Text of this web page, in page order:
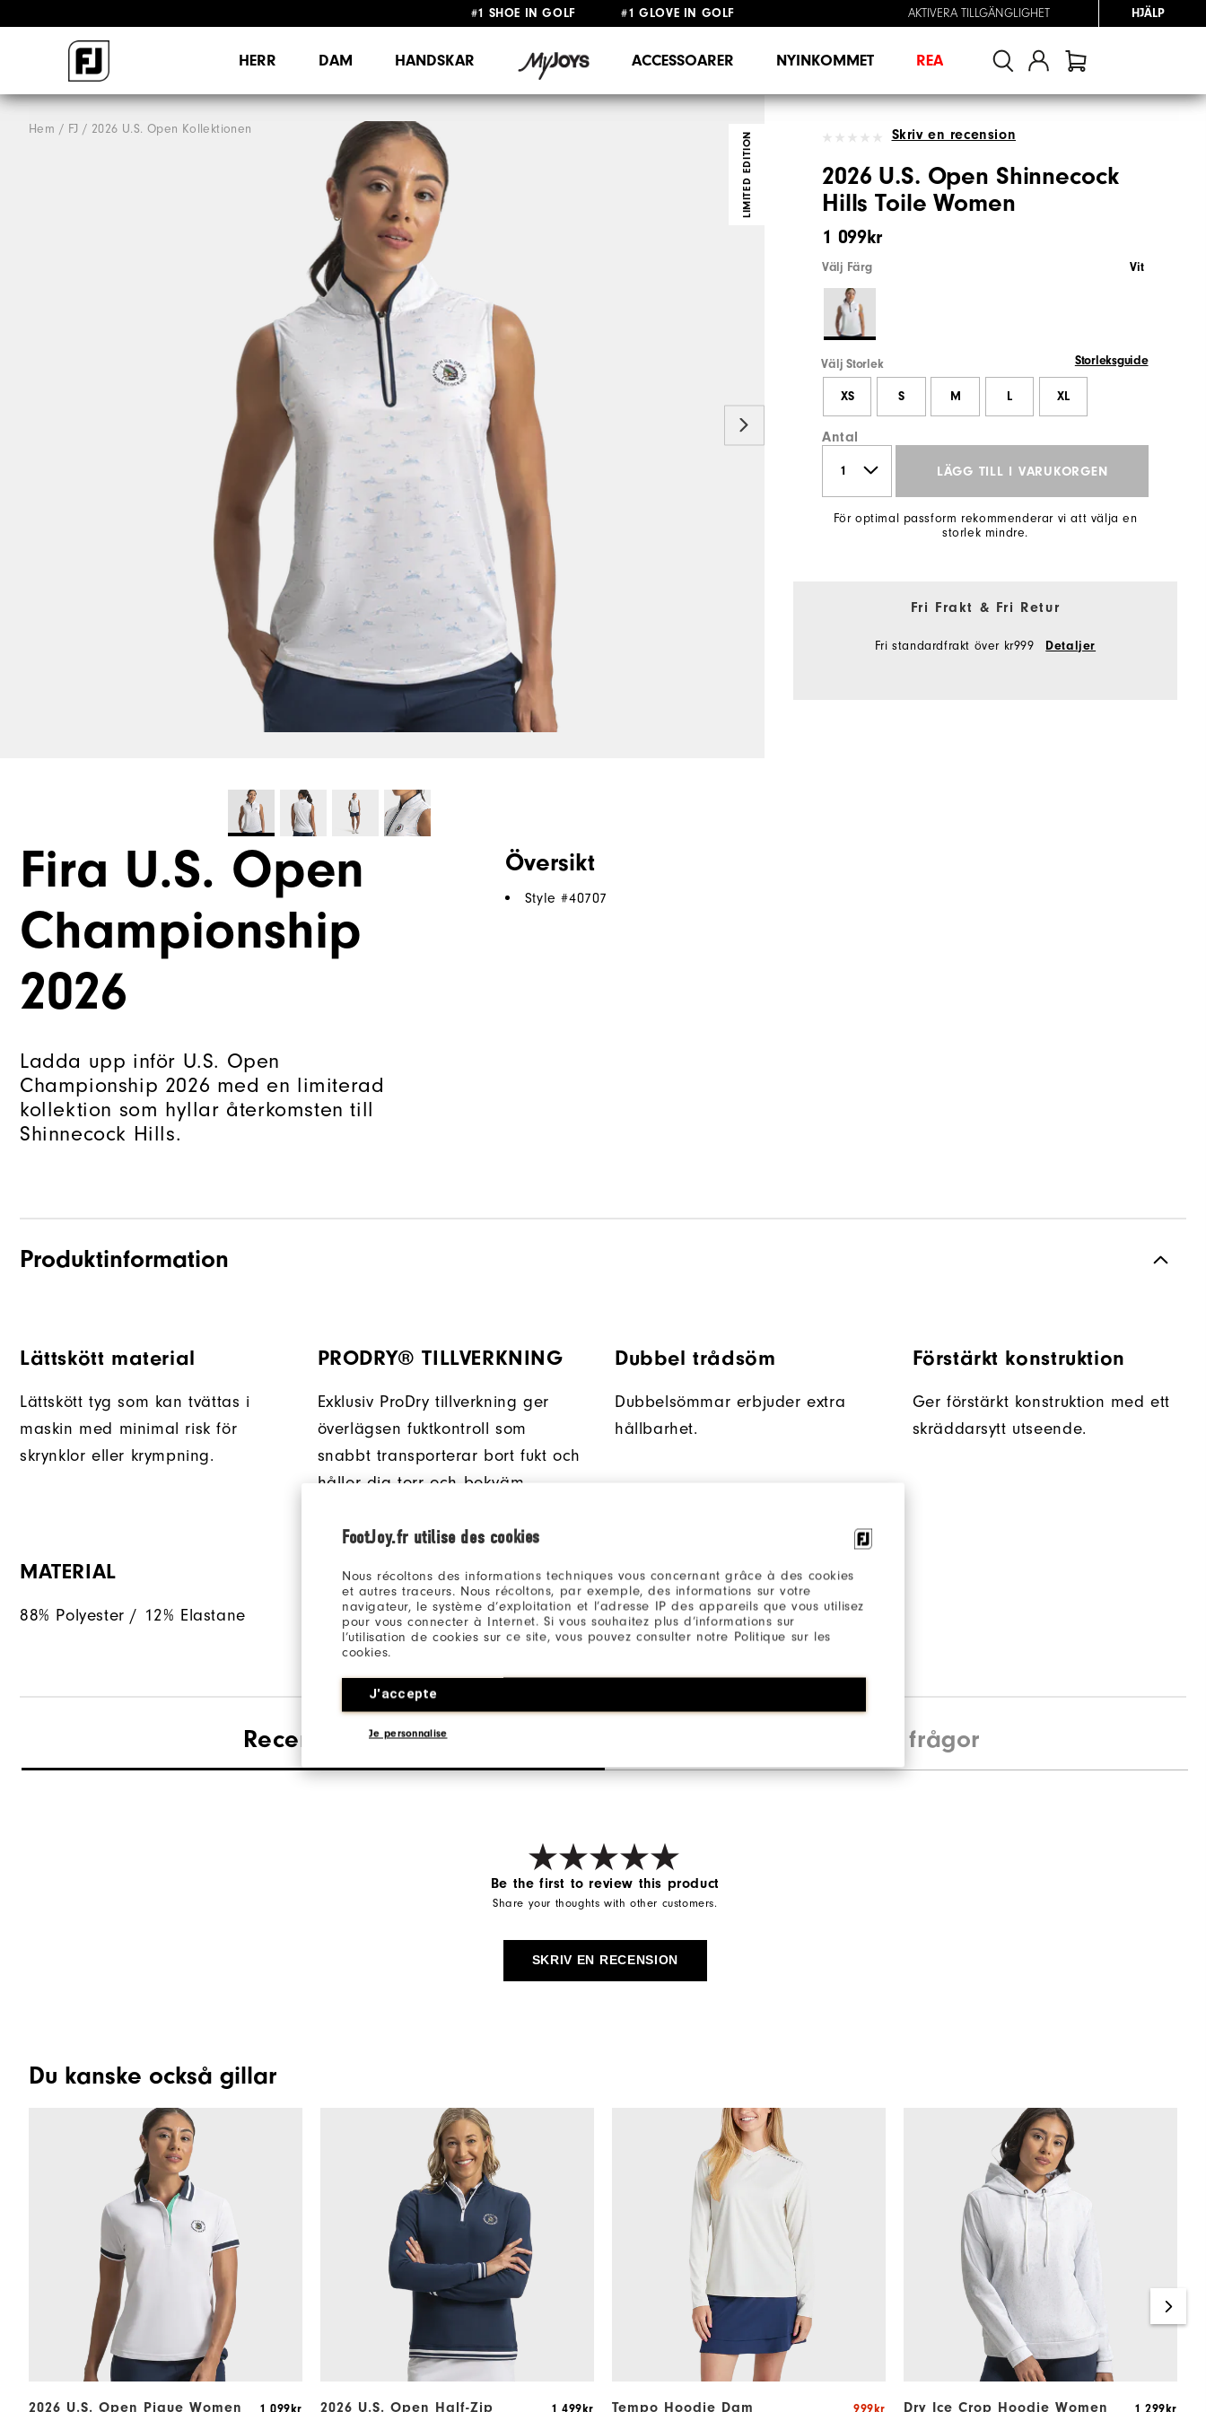
FootJoy.fr utilise des cookies
Nous récoltons des informations techniques vous concernant grâce à des cookies
et autres traceurs. Nous récoltons, par exemple, des informations sur votre
navigateur, le système d’exploitation et l’adresse IP des appareils que vous utilisez
pour vous connecter à Internet. Si vous souhaitez plus d’informations sur
l’utilisation de cookies sur ce site, vous pouvez consulter notre Politique sur les
cookies.
J'accepte
Je personnalise
#1 SHOE IN GOLF #1 GLOVE IN GOLF
AKTIVERA TILLGÄNGLIGHET HJÄLP
HERR DAM HANDSKAR ACCESSOARER NYINKOMMET REA
Hem FJ 2026 U.S. Open Kollektionen
LIMITED EDITION Skriv en recension
2026 U.S. Open Shinnecock
Hills Toile Women
1 099kr
Välj Färg Vit
Välj Storlek Storleksguide
XS S M L XL
Antal
LÄGG TILL I VARUKORGEN
För optimal passform rekommenderar vi att välja en
storlek mindre.
Fri Frakt & Fri Retur
Fri standardfrakt över kr999 Detaljer
Fira U.S. Open
Championship
2026
Ladda upp inför U.S. Open
Championship 2026 med en limiterad
kollektion som hyllar återkomsten till
Shinnecock Hills.
Översikt
Style #40707
Produktinformation
Lättskött material
Lättskött tyg som kan tvättas i
maskin med minimal risk för
skrynklor eller krympning.
PRODRY® TILLVERKNING
Exklusiv ProDry tillverkning ger
överlägsen fuktkontroll som
snabbt transporterar bort fukt och
håller dig torr och bekväm.
Dubbel trådsöm
Dubbelsömmar erbjuder extra
hållbarhet.
Förstärkt konstruktion
Ger förstärkt konstruktion med ett
skräddarsytt utseende.
MATERIAL
88% Polyester / 12% Elastane
Recensioner Vanliga frågor
Be the first to review this product
Share your thoughts with other customers.
SKRIV EN RECENSION
Du kanske också gillar
2026 U.S. Open Pique Women
2026 U.S. Open Half-Zip
Tempo Hoodie Dam Dry Ice Crop Hoodie Women